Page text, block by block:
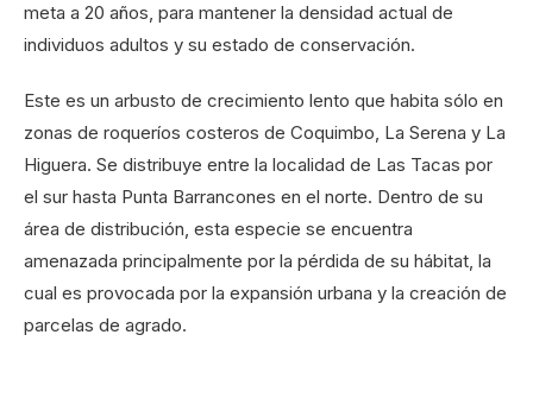
meta a 20 años, para mantener la densidad actual de
individuos adultos y su estado de conservación.
Este es un arbusto de crecimiento lento que habita sólo en
zonas de roqueríos costeros de Coquimbo, La Serena y La
Higuera. Se distribuye entre la localidad de Las Tacas por
el sur hasta Punta Barrancones en el norte. Dentro de su
área de distribución, esta especie se encuentra
amenazada principalmente por la pérdida de su hábitat, la
cual es provocada por la expansión urbana y la creación de
parcelas de agrado.